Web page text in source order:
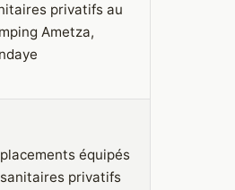
privatifs au
Ametza,
équipés
privatifs